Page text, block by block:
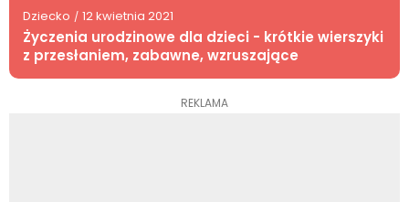
Dziecko / 12 kwietnia 2021
Życzenia urodzinowe dla dzieci - krótkie wierszyki
z przesłaniem, zabawne, wzruszające
REKLAMA